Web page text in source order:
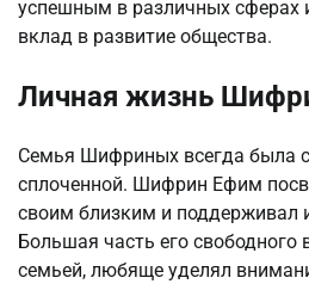
успешным в различных сферах
вклад в развитие общества.
Личная жизнь
Семья Шифриных всегда была
сплоченной. Шифрин Ефим
своим близким и поддерживал
Большая часть его свободного
семьей, любяще уделял